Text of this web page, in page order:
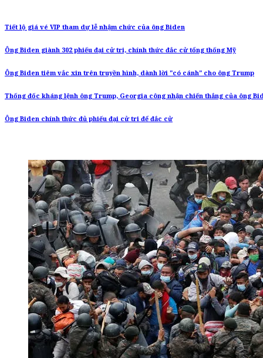
Tiết lộ giá vé VIP tham dự lễ nhậm chức của ông Biden
Ông Biden giành 302 phiếu đại cử tri, chính thức đắc cử tổng thống Mỹ
Ông Biden tiêm vắc xin trên truyền hình, dành lời "có cánh" cho ông Trump
Thống đốc kháng lệnh ông Trump, Georgia công nhận chiến thắng của ông
Ông Biden chính thức đủ phiếu đại cử tri để đắc cử